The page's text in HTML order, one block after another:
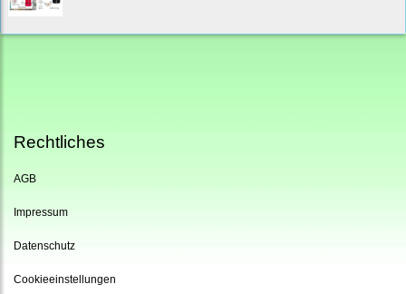
Rechtliches
AGB
Impressum
Datenschutz
Cookieeinstellungen